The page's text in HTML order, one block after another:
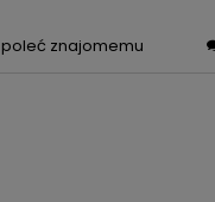
poleć znajomemu